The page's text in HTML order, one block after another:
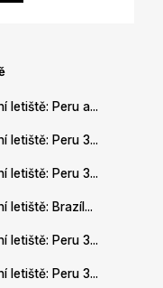
letiště: Peru a...
letiště: Peru 3...
letiště: Peru 3...
letiště: Brazíl...
letiště: Peru 3...
letiště: Peru 3...